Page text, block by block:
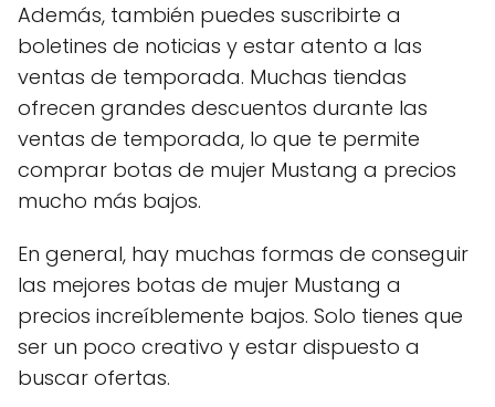
Además, también puedes suscribirte a
boletines de noticias y estar atento a las
ventas de temporada. Muchas tiendas
ofrecen grandes descuentos durante las
ventas de temporada, lo que te permite
comprar botas de mujer Mustang a precios
mucho más bajos.
En general, hay muchas formas de conseguir
las mejores botas de mujer Mustang a
precios increíblemente bajos. Solo tienes que
ser un poco creativo y estar dispuesto a
buscar ofertas.